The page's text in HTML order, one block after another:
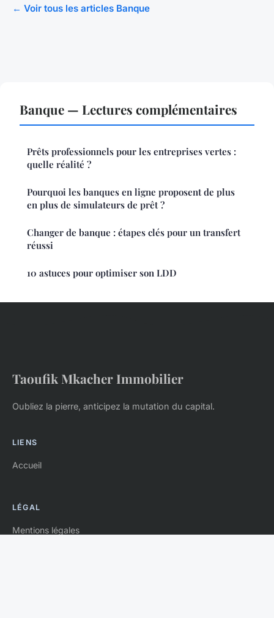
← Voir tous les articles Banque
Banque — Lectures complémentaires
Prêts professionnels pour les entreprises vertes :
quelle réalité ?
Pourquoi les banques en ligne proposent de plus
en plus de simulateurs de prêt ?
Changer de banque : étapes clés pour un transfert
réussi
10 astuces pour optimiser son LDD
Taoufik Mkacher Immobilier
Oubliez la pierre, anticipez la mutation du capital.
LIENS
Accueil
LÉGAL
Mentions légales